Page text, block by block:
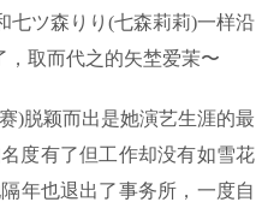
七ツ森りり(七森莉莉)一样沿
取而代之的矢埜爱茉〜
)脱颖而出是她演艺生涯的最
度有了但工作却没有如雪花
年也退出了事务所，一度自